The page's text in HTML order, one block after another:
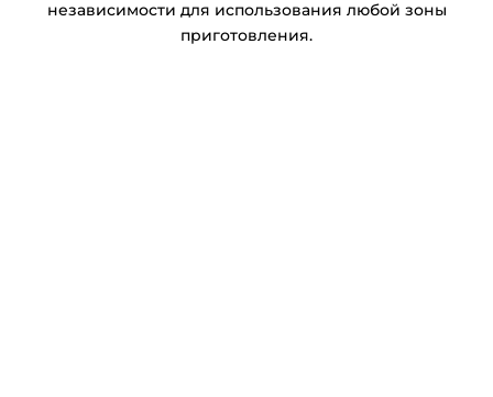
независимости для использования любой зоны
приготовления.